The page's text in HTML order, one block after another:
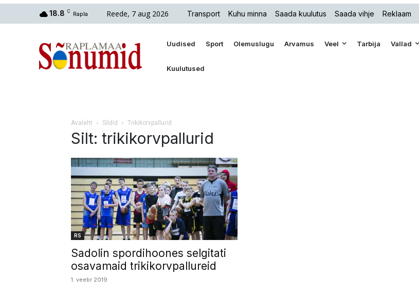
18.8 C Rapla Reede, 7 aug 2026 Transport Kuhu minna Saada kuulutus Saada vihje Reklaam
Uudised Sport Olemuslugu Arvamus Veel Tarbija Vallad
Kuulutused
Avaleht Sildid Trikikorvpallurid
Silt: trikikorvpallurid
RS
Sadolin spordihoones selgitati
osavamaid trikikorvpallureid
1. veebr 2019